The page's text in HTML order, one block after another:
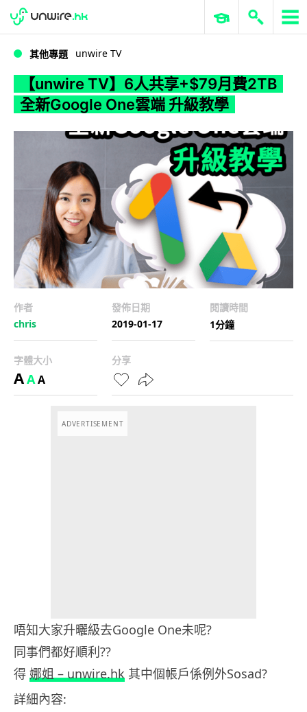
WWDC 2026 ERP 與商業 AI
其他專題 unwire TV
【unwire TV】6人共享+$79月費2TB
全新Google One雲端 升級教學
作者
chris
發佈日期
2019-01-17
閱讀時間
1分鐘
字體大小
AAA
分享
ADVERTISEMENT
唔知大家升曬級去Google One未呢?
同事們都好順利??
得 娜姐 – unwire.hk 其中個帳戶係例外Sosad?
詳細內容: